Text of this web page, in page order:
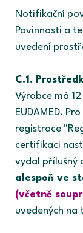
Notifikační
Povinnosti a
uvedení
C.1.
Výrobce má
EUDAMED.
registrace
certifikaci
vydal přílušný
alespoň ve
(včetně
uvedených na